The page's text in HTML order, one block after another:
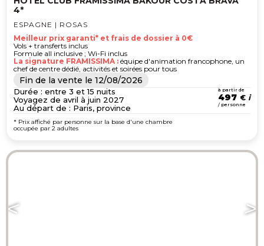
4*
ESPAGNE | ROSAS
Meilleur prix garanti* et frais de dossier à 0€
Vols + transferts inclus
Formule all inclusive ; Wi-Fi inclus
La signature FRAMISSIMA : équipe d'animation francophone, un
chef de centre dédié, activités et soirées pour tous
Fin de la vente le 12/08/2026
Durée : entre 3 et 15 nuits
Voyagez de avril à juin 2027
Au départ de : Paris, province
à partir de
497 €
/ personne
* Prix affiché par personne sur la base d'une chambre
occupée par 2 adultes